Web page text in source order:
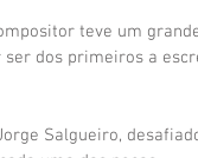
teve um
dos primeiros a
Salgueiro,